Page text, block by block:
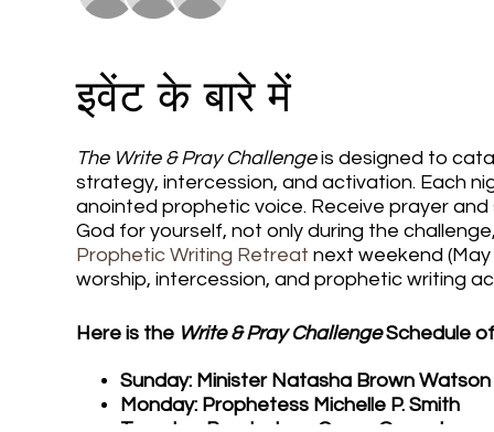
इवेंट के बारे में
The Write & Pray Challengeis designed to
strategy, intercession, and activation. Each
anointed prophetic voice. Receive prayer
God for yourself, not only during the
Prophetic Writing Retreat next weekend
worship, intercession, and prophetic writing
Here is theWrite & Pray ChallengeSchedule
Sunday: Minister Natasha Brown Watson
Monday: Prophetess Michelle P. Smith